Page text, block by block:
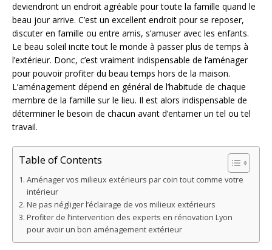
deviendront un endroit agréable pour toute la famille quand le
beau jour arrive. C’est un excellent endroit pour se reposer,
discuter en famille ou entre amis, s’amuser avec les enfants.
Le beau soleil incite tout le monde à passer plus de temps à
l’extérieur. Donc, c’est vraiment indispensable de l’aménager
pour pouvoir profiter du beau temps hors de la maison.
L’aménagement dépend en général de l’habitude de chaque
membre de la famille sur le lieu. Il est alors indispensable de
déterminer le besoin de chacun avant d’entamer un tel ou tel
travail.
Table of Contents
Aménager vos milieux extérieurs par coin tout comme votre
intérieur
Ne pas négliger l’éclairage de vos milieux extérieurs
Profiter de l’intervention des experts en rénovation Lyon
pour avoir un bon aménagement extérieur